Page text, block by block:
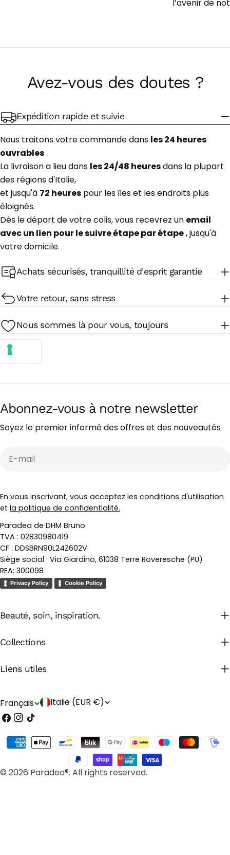
l’avenir de
Avez-vous des doutes ?
Expédition rapide et suivie
Nous traitons votre commande dans les 24 heures
ouvrables.
La livraison a lieu dans les 24/48 heuresdans la plupart
des régions d'Italie,
et jusqu'à 72 heures pour les îles et les endroits plus
éloignés.
Dès le départ de votre colis, vous recevrez un email
avec un lien pour le suivre étape par étape, jusqu'à
votre domicile.
Achats sécurisés, tranquillité d'esprit garantie
Votre retour, sans stress
Nous sommes là pour vous, toujours
Abonnez-vous à notre newsletter
Soyez le premier informé des offres et des nouveautés
En vous inscrivant, vous acceptez les conditions d'utilisation
et la politique de confidentialité.
Paradea de DHM Bruno
TVA : 02830980419
CF : DDSBRN90L24Z602V
Siège social : Via Giardino, 61038 Terre Roveresche (PU)
REA: 300098
Privacy Policy Cookie Policy
Beauté, soin, inspiration.
Collections
Liens utiles
L
a
n
u
Français P
y
s
/
Italie (EUR €)
Facebook
Instagram
TIC
© 2026 Paradea®. All rights reserved.
Méthodes
payement